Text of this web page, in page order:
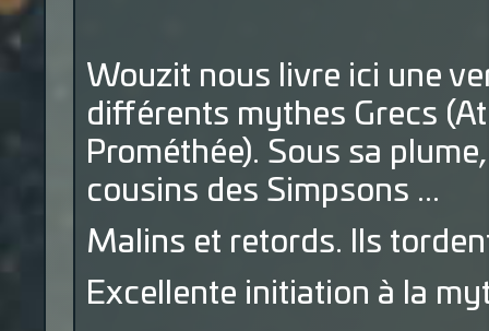
Wouzit nous livre ici une
différents mythes Grecs
Prométhée). Sous sa
cousins des Simpsons ...
Malins et retords. Ils
Excellente initiation à la